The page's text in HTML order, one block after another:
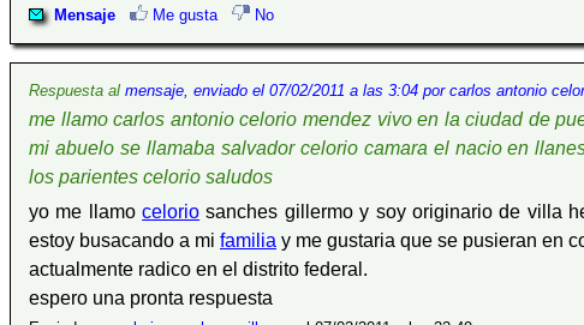
Mensaje Me gusta No
Respuesta al mensaje, enviado el 07/02/2011 a las 3:04 por carlos antonio
me llamo carlos antonio celorio mendez vivo en la ciudad de
mi abuelo se llamaba salvador celorio camara el nacio en
los parientes celorio saludos
yo me llamocelorio sanches gillermo y soy originario de villa
estoy busacando a mi familia y me gustaria que se pusieran en
actualmente radico en el distrito federal.
espero una pronta respuesta